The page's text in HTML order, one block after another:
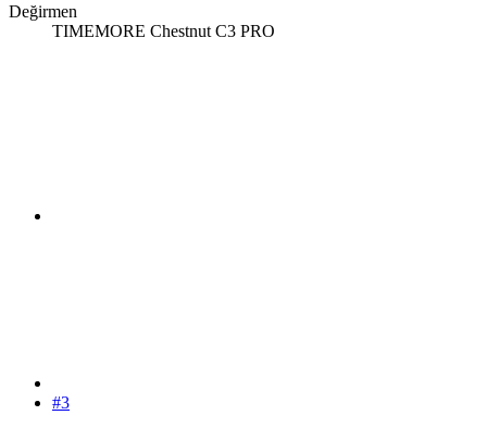
Değirmen
TIMEMORE Chestnut C3 PRO
#3